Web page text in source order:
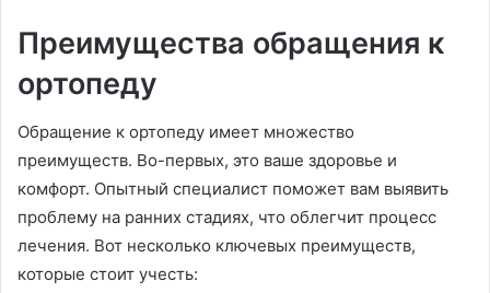
Преимущества обращения к
ортопеду
Обращение к ортопеду имеет множество
преимуществ. Во-первых, это ваше здоровье и
комфорт. Опытный специалист поможет вам выявить
проблему на ранних стадиях, что облегчит процесс
лечения. Вот несколько ключевых преимуществ,
которые стоит учесть: